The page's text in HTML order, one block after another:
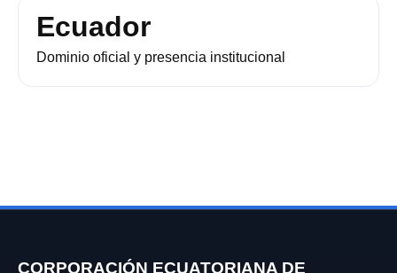
Ecuador
Dominio oficial y presencia institucional
CORPORACIÓN ECUATORIANA DE